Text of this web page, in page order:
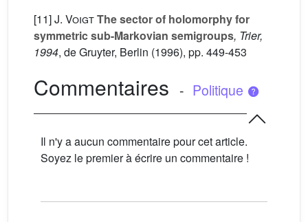
[11]J. VoigtThe sector of holomorphy for
symmetric sub-Markovian semigroups, Trier,
1994, de Gruyter, Berlin (1996), pp. 449-453
Commentaires - Politique
Il n'y a aucun commentaire pour cet article.
Soyez le premier à écrire un commentaire !